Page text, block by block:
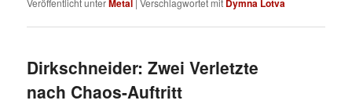
Metal Dymna Lotva
Dirkschneider: Zwei Verletzte
nach Chaos-Auftritt